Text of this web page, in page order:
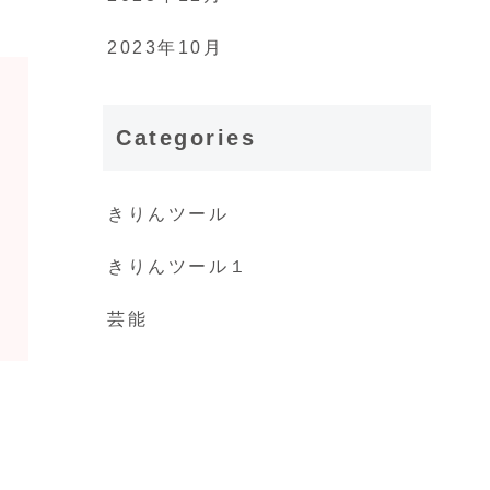
2023年10月
Categories
きりんツール
きりんツール１
芸能